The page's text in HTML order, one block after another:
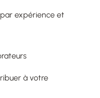
expérience et
à votre